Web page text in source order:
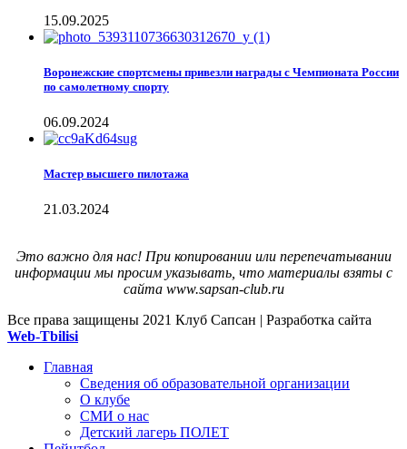
15.09.2025
Воронежские спортсмены привезли награды с Чемпионата России
по самолетному спорту
06.09.2024
Мастер высшего пилотажа
21.03.2024
Это важно для нас! При копировании или перепечатывании
информации мы просим указывать, что материалы взяты с
сайта www.sapsan-club.ru
Все права защищены 2021 Клуб Сапсан | Разработка сайта
Web-Tbilisi
Главная
Сведения об образовательной организации
О клубе
СМИ о нас
Детский лагерь ПОЛЕТ